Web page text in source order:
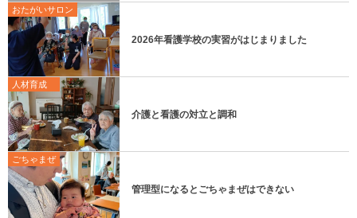
おたがいサロン
2026年看護学校の実習がはじまりました
人材育成
介護と看護の対立と調和
ごちゃまぜ
管理型になるとごちゃまぜはできない